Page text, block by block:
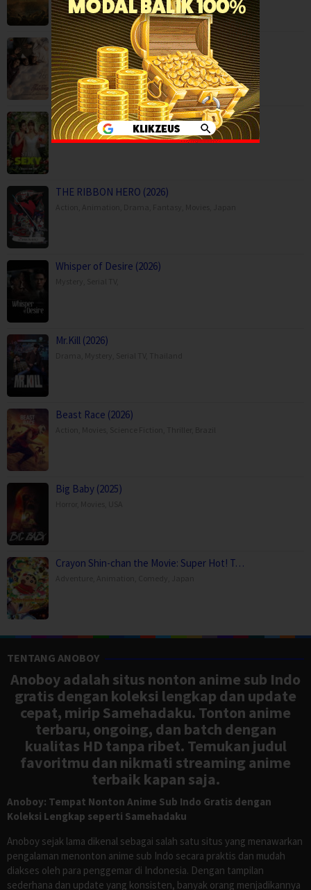
Moda Kavida Vaatavarana (2026)
Drama,Movies,Romance,Science Fiction,
Still Sexy (2026)
Comedy,Romance Serial TV,Italy
THE RIBBON HERO (2026)
Whisper of Desire (2026)
Mr.Kill (2026)
Beast Race (2026)
Big Baby (2025)
Crayon Shin-chan the Movie: Super Hot! T…
TENTANG ANOBOY
Anoboy adalah situs nonton anime sub Indo
gratis dengan koleksi lengkap dan update
cepat, mirip Samehadaku. Tonton anime
terbaru, ongoing, dan batch dengan
kualitas HD tanpa ribet. Temukan judul
favoritmu dan nikmati streaming anime
terbaik kapan saja.
Anoboy: Tempat Nonton Anime Sub Indo Gratis dengan
Koleksi Lengkap seperti Samehadaku
Anoboy sejak lama dikenal sebagai salah satu situs yang menawarkan
pengalaman menonton anime sub Indo secara praktis dan mudah
diakses oleh para penggemar di Indonesia. Dengan tampilan
sederhana dan update yang konsisten, banyak orang menjadikannya